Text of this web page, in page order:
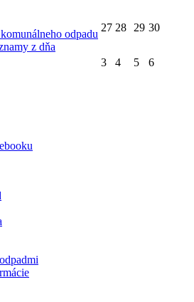
odpadu
z dňa
27 28 29 30
3 4 5 6